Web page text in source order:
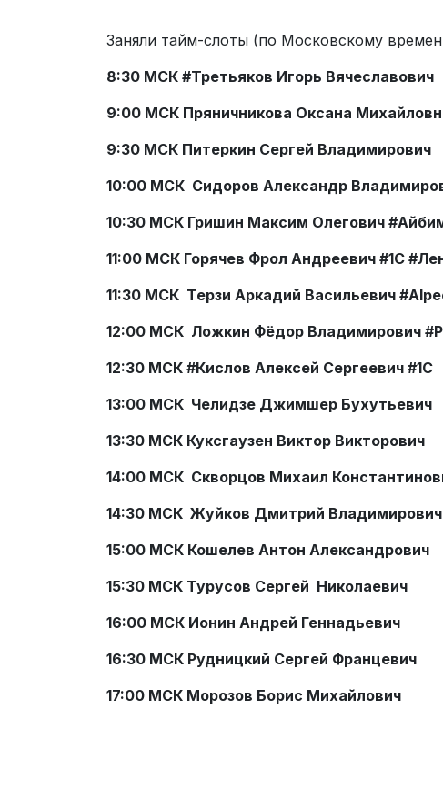
Заняли тайм-слоты (по Московскому
8:30 МСК #Третьяков Игорь Вячеславович
9:00 МСК Пряничникова Оксана
9:30 МСК Питеркин Сергей Владимирович
10:00 МСК Сидоров Александр
10:30 МСК Гришин Максим Олегович
11:00 МСК Горячев Фрол Андреевич #1C
11:30 МСК Терзи Аркадий Васильевич
12:00 МСК Ложкин Фёдор Владимирович
12:30 МСК #Кислов Алексей Сергеевич #1C
13:00 МСК Челидзе Джимшер Бухутьевич
13:30 МСК Куксгаузен Виктор Викторович
14:00 МСК Скворцов Михаил
14:30 МСК Жуйков Дмитрий Владимирович
15:00 МСК Кошелев Антон Александрович
15:30 МСК Турусов Сергей Николаевич
16:00 МСК Ионин Андрей Геннадьевич
16:30 МСК Рудницкий Сергей Францевич
17:00 МСК Морозов Борис Михайлович